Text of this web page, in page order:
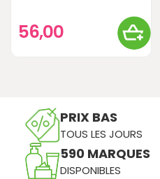
56,00
PRIX BAS
TOUS LES JOURS
590 MARQUES
DISPONIBLES